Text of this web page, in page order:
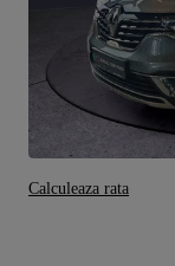
Calculeaza rata